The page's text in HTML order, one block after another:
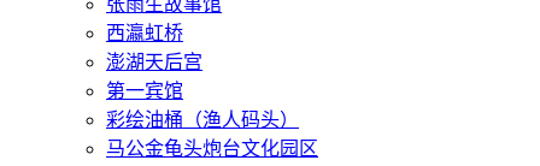
张雨生故事馆
西瀛虹桥
澎湖天后宫
第一宾馆
彩绘油桶（渔人码头）
马公金龟头炮台文化园区